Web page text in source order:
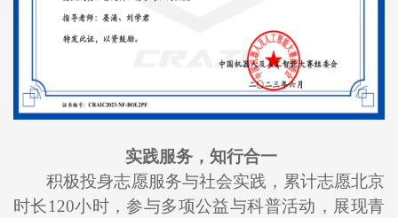
实践服务，知行合一
积极投身志愿服务与社会实践，累计志愿北京
时长120小时，参与多项公益与科普活动，展现青